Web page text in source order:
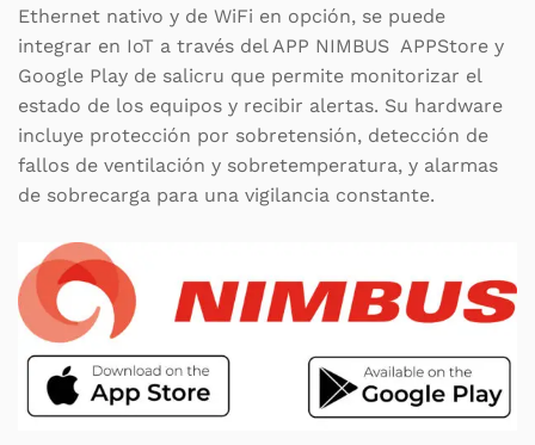
Ethernet nativo y de WiFi en opción, se puede
integrar en IoT a través del APP NIMBUS APPStore y
Google Play de salicru que permite monitorizar el
estado de los equipos y recibir alertas. Su hardware
incluye protección por sobretensión, detección de
fallos de ventilación y sobretemperatura, y alarmas
de sobrecarga para una vigilancia constante.